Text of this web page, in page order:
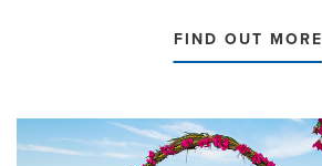
FIND OUT MORE